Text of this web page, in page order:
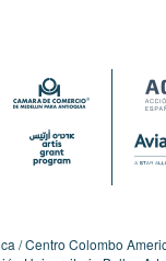
Centro Colombo